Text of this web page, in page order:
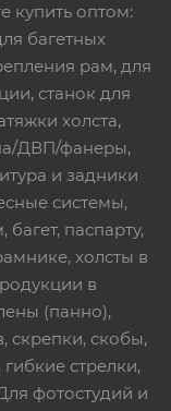
купить оптом:
багетных
рам, для
станок для
холста,
ДВП/фанеры,
и задники
системы,
паспарту,
холсты в
в
(панно),
скрепки, скобы,
стрелки,
фотостудий и